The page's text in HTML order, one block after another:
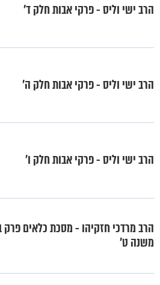
הרב ישי וליס - פרקי אבות חלק ד'
הרב ישי וליס - פרקי אבות חלק ה'
הרב ישי וליס - פרקי אבות חלק ו'
הרב מרדכי חזקיהו - מסכת כלאים פרק
משנה ט'